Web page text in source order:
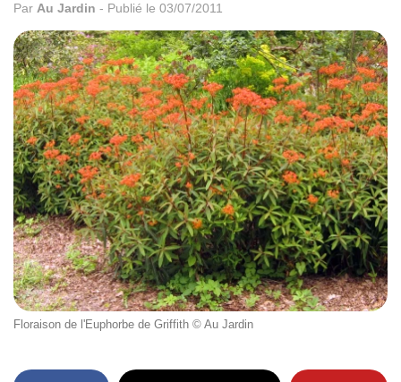
Par Au Jardin - Publié le 03/07/2011
Floraison de l'Euphorbe de Griffith © Au Jardin